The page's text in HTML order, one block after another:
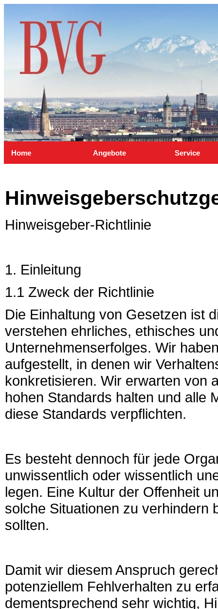
Home Angebote Service
Hinweisgeber-Richtlinie
1. Einleitung
1.1 Zweck der Richtlinie
Die Einhaltung von Gesetzen ist
verstehen ehrliches, ethisches
Unternehmenserfolges. Wir
aufgestellt, in denen wir
konkretisieren. Wir erwarten von
hohen Standards halten und alle
diese Standards verpflichten.
Es besteht dennoch für jede
unwissentlich oder wissentlich
legen. Eine Kultur der Offenheit
solche Situationen zu verhindern
sollten.
Damit wir diesem Anspruch
potenziellem Fehlverhalten zu
dementsprechend sehr wichtig,